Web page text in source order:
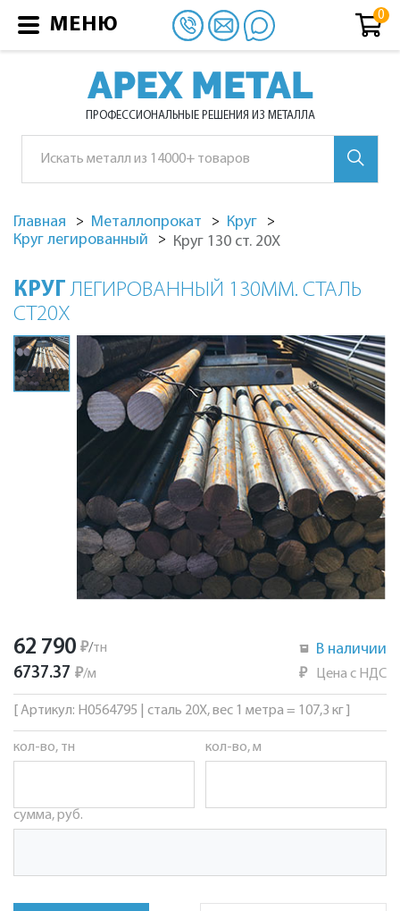
APEX METAL
ПРОФЕССИОНАЛЬНЫЕ РЕШЕНИЯ ИЗ МЕТАЛЛА
Главная Металлопрокат
Круг
Круг легированный
Круг 130 ст. 20Х
КРУГЛЕГИРОВАННЫЙ 130ММ. СТАЛЬ
СТ20Х
62 790 ₽/тн
6737.37 ₽/м
В наличии
₽ Цена с НДС
[ Артикул: Н0564795 | сталь 20Х, вес 1 метра = 107,3 кг ]
кол-во, тн кол-во, м
сумма, руб.
МЕНЮ